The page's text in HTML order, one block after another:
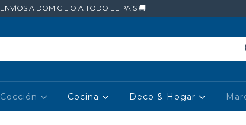
ENVÍOS A DOMICILIO A TODO EL PAÍS 🚚
Cocción Cocina Deco & Hogar